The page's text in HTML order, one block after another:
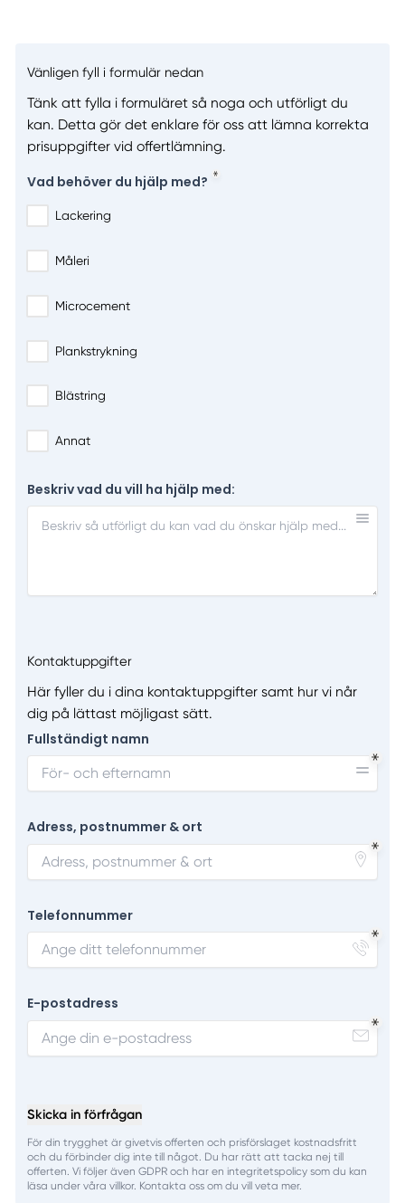
Vänligen fyll i formulär nedan
Tänk att fylla i formuläret så noga och utförligt du
kan. Detta gör det enklare för oss att lämna korrekta
prisuppgifter vid offertlämning.
Vad behöver du hjälp med?
Lackering
Måleri
Microcement
Plankstrykning
Blästring
Annat
Beskriv vad du vill ha hjälp med:
Kontaktuppgifter
Här fyller du i dina kontaktuppgifter samt hur vi når
dig på lättast möjligast sätt.
Fullständigt namn
Adress, postnummer & ort
Telefonnummer
E-postadress
Skicka in förfrågan
För din trygghet är givetvis offerten och prisförslaget kostnadsfritt
och du förbinder dig inte till något. Du har rätt att tacka nej till
offerten. Vi följer även GDPR och har en integritetspolicy som du kan
läsa under våra villkor. Kontakta oss om du vill veta mer.